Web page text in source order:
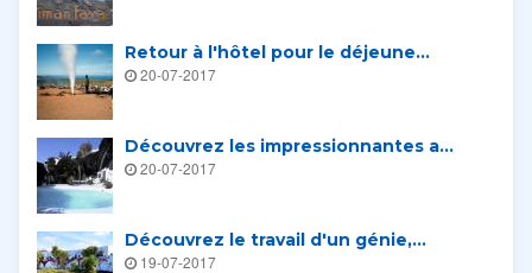
Retour à l'hôtel pour le déjeune...
20-07-2017
Découvrez les impressionnantes a...
20-07-2017
Découvrez le travail d'un génie,...
19-07-2017